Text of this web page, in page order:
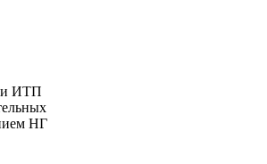
и ИТП
НГ